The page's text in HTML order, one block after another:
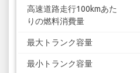
高速道路走行100kmあた
りの燃料消費量
最大トランク容量
最小トランク容量